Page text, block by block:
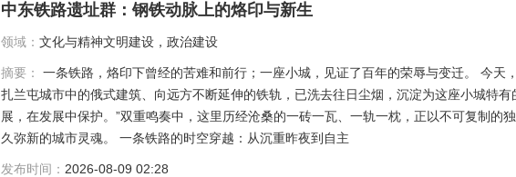
中东铁路遗址群：钢铁动脉上的烙印与新生
领域：文化与精神文明建设，政治建设
摘要：
一条铁路，烙印下曾经的苦难和前行；一座小城，见证了百年的荣辱与变迁。 今天
扎兰屯城市中的俄式建筑、向远方不断延伸的铁轨，已洗去往日尘烟，沉淀为这座小城特
展，在发展中保护。”双重鸣奏中，这里历经沧桑的一砖一瓦、一轨一枕，正以不可复制的
久弥新的城市灵魂。 一条铁路的时空穿越：从沉重昨夜到自主
发布时间： 2026-08-09 02:28